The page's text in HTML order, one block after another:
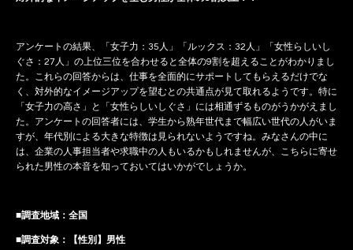
アンケートの結果、「女子力：35人」「ルックス：32人」「女性らしいし
ぐさ：27人」の上位三位を合わせると全体の9割を超えることがわかりまし
た。これらの回答からは、仕事を全面的にサポートしてもらえるだけでな
く、対外的なイメージアップを望むとの共通点が見て取れるようです。特に
「女子力の高さ」と「女性らしいしぐさ」には相通ずるものがうかがえまし
た。アンケートの回答者には、学生から熟年世代まで幅広い世代の人がいま
すが、年代別による大きな特徴は見られないようですね。みなさんの中に
は、企業の人事担当者や求職中の人もいるかもしれませんが、こちらに寄せ
られた男性の本音を知っておいてはいかがでしょうか。
■調査地域：全国
■調査対象：【性別】男性